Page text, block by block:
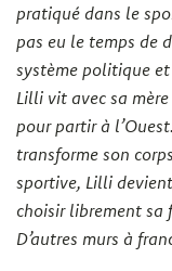
pratiqué dans le
pas eu le temps de
système politique
Lilli vit avec sa
pour partir à
transforme son
sportive, Lilli
choisir librement sa
D’autres murs à